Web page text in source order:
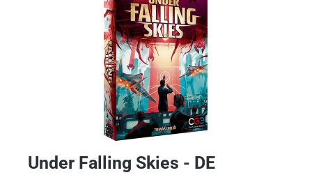
Under Falling Skies - DE